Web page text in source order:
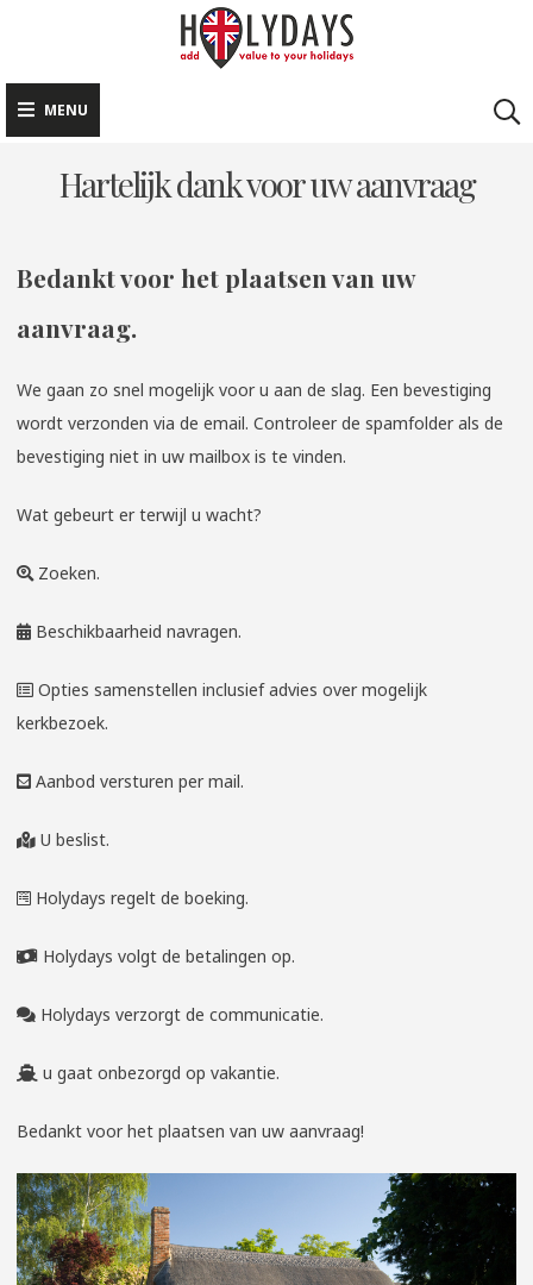
content
MENU
Hartelijk dank voor uw aanvraag
Bedankt voor het plaatsen van uw
aanvraag.
We gaan zo snel mogelijk voor u aan de slag. Een bevestiging
wordt verzonden via de email. Controleer de spamfolder als de
bevestiging niet in uw mailbox is te vinden.
Wat gebeurt er terwijl u wacht?
Zoeken.
Beschikbaarheid navragen.
Opties samenstellen inclusief advies over mogelijk
kerkbezoek.
Aanbod versturen per mail.
U beslist.
Holydays regelt de boeking.
Holydays volgt de betalingen op.
Holydays verzorgt de communicatie.
u gaat onbezorgd op vakantie.
Bedankt voor het plaatsen van uw aanvraag!